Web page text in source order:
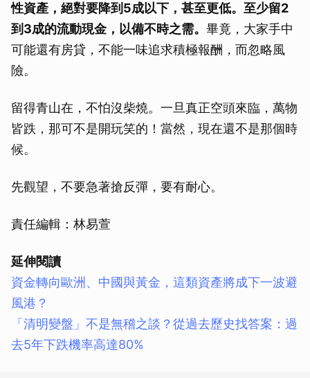
性資產，絕對要降到5成以下，甚至更低。至少留2
到3成的流動現金，以備不時之需。 畢竟，大家手中
可能還有房貸，不能一味追求積極報酬，而忽略風
險。
留得青山在，不怕沒柴燒。一旦真正空頭來臨，萬物
皆跌，那可不是開玩笑的！當然，現在還不是那個時
候。
先觀望，不要急著搶反彈，要有耐心。
責任編輯：林易萱
延伸閱讀
資金轉向歐洲、中國與黃金，這類資產將成下一波避
風港？
「清明變盤」不是無稽之談？從過去歷史找答案：過
去5年下跌機率高達80%